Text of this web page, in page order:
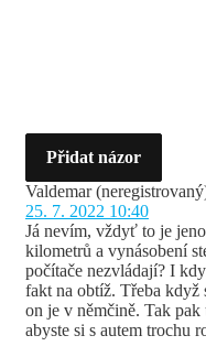
Přidat názor
Valdemar
25. 7. 2022 10:40
Já nevím, vždyť to je
kilometrů a vynásobení
počítače nezvládají? I
fakt na obtíž. Třeba když
on je v němčině. Tak pak
abyste si s autem trochu